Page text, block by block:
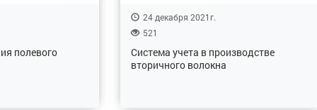
полевого
24 декабря 2021г.
521
Система учета в производстве
вторичного волокна